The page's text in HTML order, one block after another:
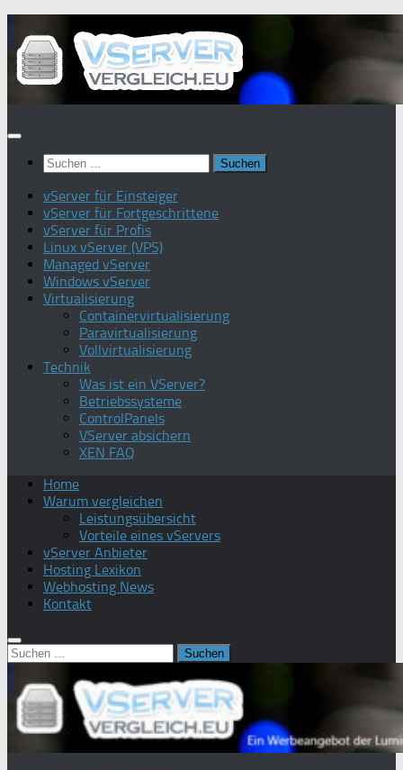
Inhalt
springen
Suchen
nach:
vServer für Einsteiger
vServer für Fortgeschrittene
vServer für Profis
Linux vServer (VPS)
Managed vServer
Windows vServer
Virtualisierung
Containervirtualisierung
Paravirtualisierung
Vollvirtualisierung
Technik
Was ist ein VServer?
Betriebssysteme
ControlPanels
VServer absichern
XEN FAQ
Home
Warum vergleichen
Leistungsübersicht
Vorteile eines vServers
vServer Anbieter
Hosting Lexikon
Webhosting News
Kontakt
Suchen
nach: